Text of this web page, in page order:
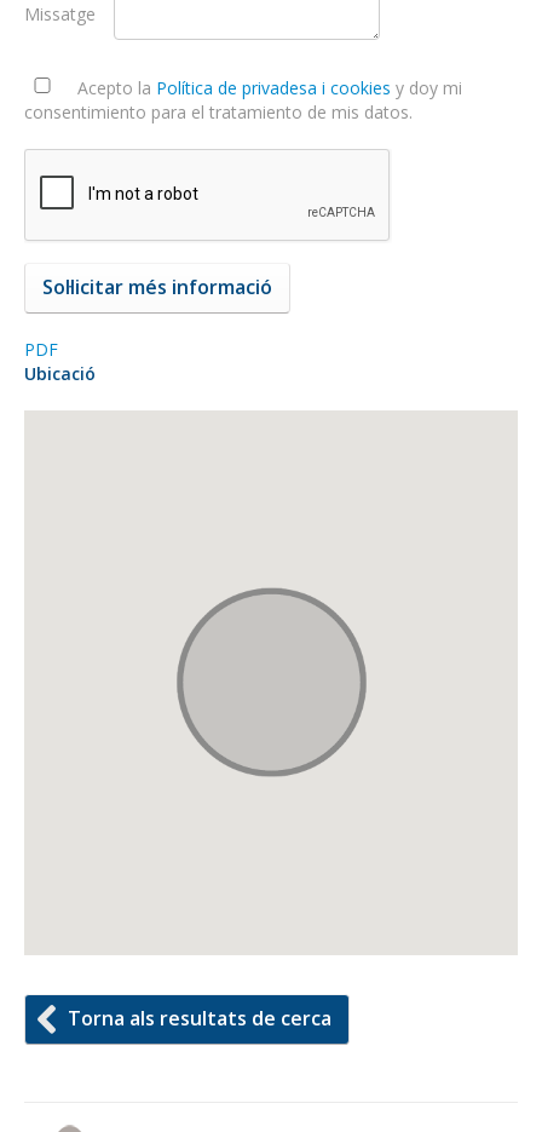
Missatge
Acepto la Política de privadesa i cookies y doy mi
consentimiento para el tratamiento de mis datos.
PDF
Ubicació
Torna als resultats de cerca